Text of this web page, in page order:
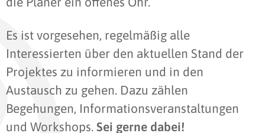
Es ist vorgesehen, regelmäßig alle
Interessierten über den aktuellen Stand der
Projektes zu informieren und in den
Austausch zu gehen. Dazu zählen
Begehungen, Informationsveranstaltungen
und Workshops. Sei gerne dabei!